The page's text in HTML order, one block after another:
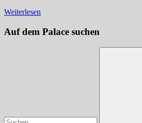
Weiterlesen
Auf dem Palace suchen